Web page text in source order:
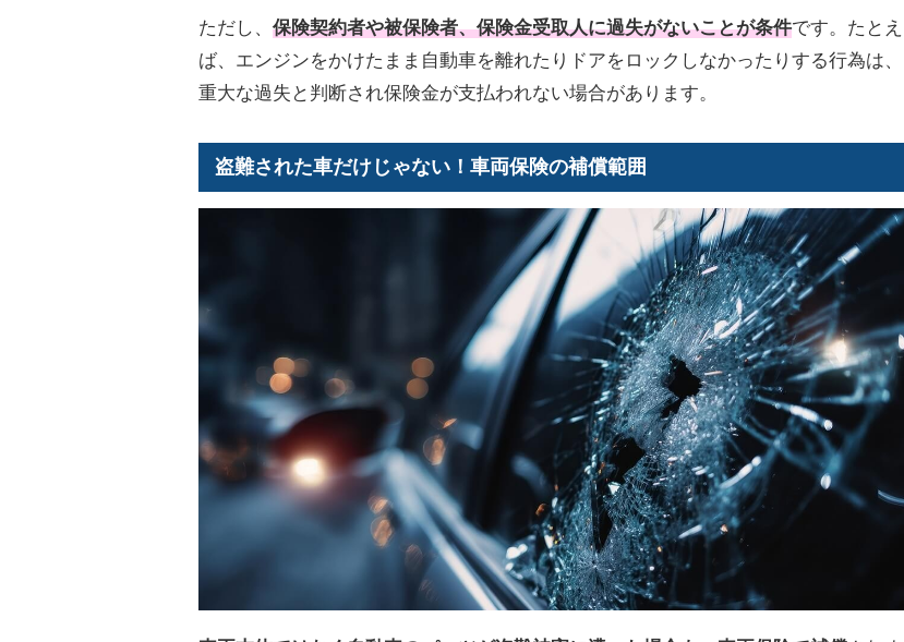
ただし、 保険契約者や被保険者、保険金受取人に過失がないことが条件です。たとえ
ば、エンジンをかけたまま自動車を離れたりドアをロックしなかったりする行為は、
重大な過失と判断され保険金が支払われない場合があります。
盗難された車だけじゃない！車両保険の補償範囲